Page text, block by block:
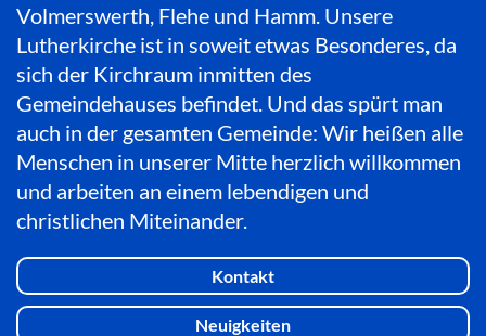
Volmerswerth, Flehe und Hamm. Unsere
Lutherkirche ist in soweit etwas Besonderes, da
sich der Kirchraum inmitten des
Gemeindehauses befindet. Und das spürt man
auch in der gesamten Gemeinde: Wir heißen alle
Menschen in unserer Mitte herzlich willkommen
und arbeiten an einem lebendigen und
christlichen Miteinander.
Kontakt
Neuigkeiten